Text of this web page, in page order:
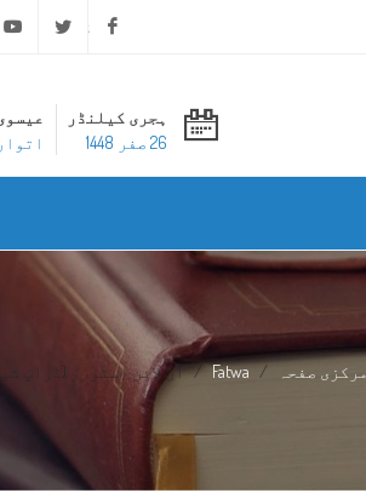
Facebook
Twitter
ہجری کیلنڈر
26 صفر 1448
اتوار, 09 اگست
مرکزی صفحہ Fatwa آن لائن اسٹورز (ڈراپ